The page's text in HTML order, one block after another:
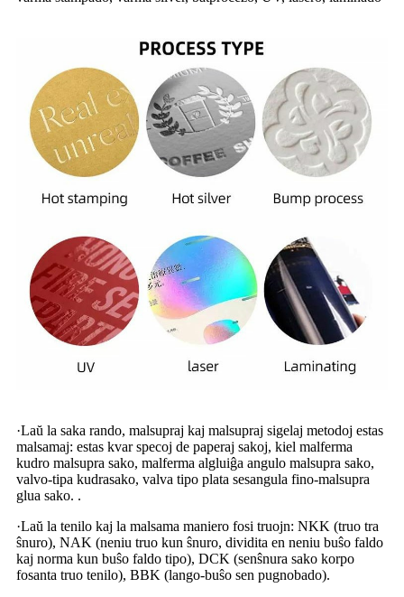
·Laŭ la saka rando, malsupraj kaj malsupraj sigelaj metodoj estas
malsamaj: estas kvar specoj de paperaj sakoj, kiel malferma
kudro malsupra sako, malferma algluiĝa angulo malsupra sako,
valvo-tipa kudrasako, valva tipo plata sesangula fino-malsupra
glua sako. .
·Laŭ la tenilo kaj la malsama maniero fosi truojn: NKK (truo tra
ŝnuro), NAK (neniu truo kun ŝnuro, dividita en neniu buŝo faldo
kaj norma kun buŝo faldo tipo), DCK (senŝnura sako korpo
fosanta truo tenilo), BBK (lango-buŝo sen pugnobado).